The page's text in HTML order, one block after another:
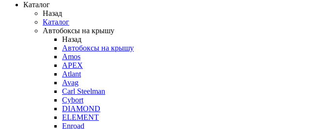
Каталог
Назад
Каталог
Автобоксы на крышу
Назад
Автобоксы на крышу
Amos
APEX
Atlant
Avag
Carl Steelman
Cybort
DIAMOND
ELEMENT
Enroad